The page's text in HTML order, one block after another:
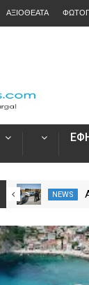
ΑΞΙΟΘΕΑΤΑ
NEWS